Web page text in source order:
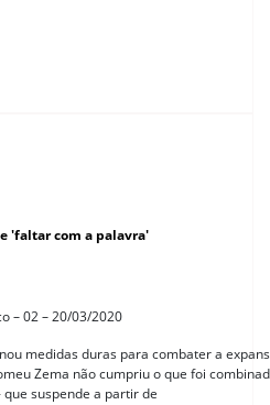
'faltar com a palavra'
– 02 – 20/03/2020
medidas duras para combater a
Zema não cumpriu o que foi
suspende a partir de